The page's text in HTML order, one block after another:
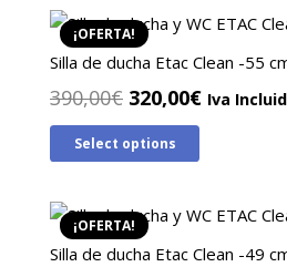
¡OFERTA!
Silla de ducha Etac Clean -55
390,00€ El
precio
original
390,00€.
320,00€El
320,00€.
Iva
Select options
¡OFERTA!
Silla de ducha Etac Clean -49